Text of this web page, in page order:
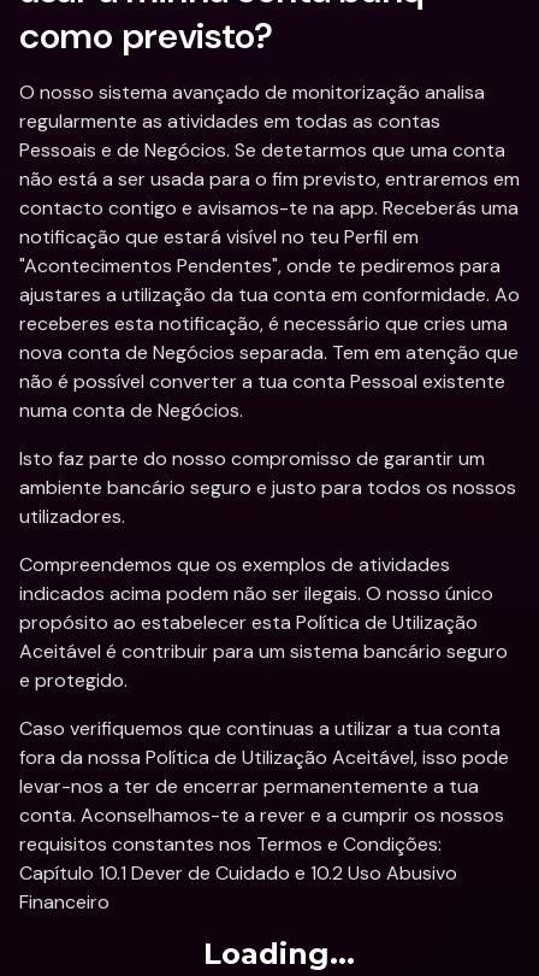
como previsto?
O nosso sistema avançado de monitorização analisa
regularmente as atividades em todas as contas
Pessoais e de Negócios. Se detetarmos que uma conta
não está a ser usada para o fim previsto, entraremos em
contacto contigo e avisamos-te na app. Receberás uma
notificação que estará visível no teu Perfil em
"Acontecimentos Pendentes", onde te pediremos para
ajustares a utilização da tua conta em conformidade. Ao
receberes esta notificação, é necessário que cries uma
nova conta de Negócios separada. Tem em atenção que
não é possível converter a tua conta Pessoal existente
numa conta de Negócios.
Isto faz parte do nosso compromisso de garantir um
ambiente bancário seguro e justo para todos os nossos
utilizadores.
Compreendemos que os exemplos de atividades
indicados acima podem não ser ilegais. O nosso único
propósito ao estabelecer esta Política de Utilização
Aceitável é contribuir para um sistema bancário seguro
e protegido.
Caso verifiquemos que continuas a utilizar a tua conta
fora da nossa Política de Utilização Aceitável, isso pode
levar-nos a ter de encerrar permanentemente a tua
conta. Aconselhamos-te a rever e a cumprir os nossos
requisitos constantes nos Termos e Condições:
Capítulo 10.1 Dever de Cuidado e 10.2 Uso Abusivo
Financeiro
Loading...